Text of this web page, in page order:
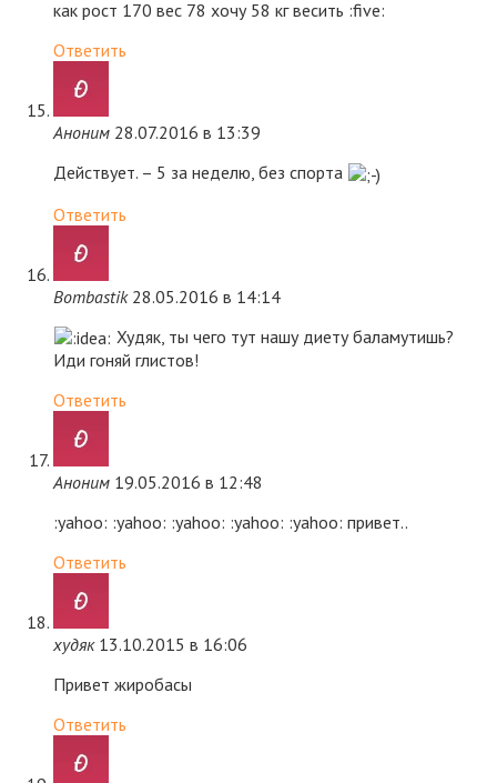
как рост 170 вес 78 хочу 58 кг весить :five:
Ответить
Аноним 28.07.2016 в 13:39
Действует. – 5 за неделю, без спорта
Ответить
Bombastik 28.05.2016 в 14:14
Худяк, ты чего тут нашу диету баламутишь?
Иди гоняй глистов!
Ответить
Аноним 19.05.2016 в 12:48
:yahoo: :yahoo: :yahoo: :yahoo: :yahoo: привет..
Ответить
худяк 13.10.2015 в 16:06
Привет жиробасы
Ответить